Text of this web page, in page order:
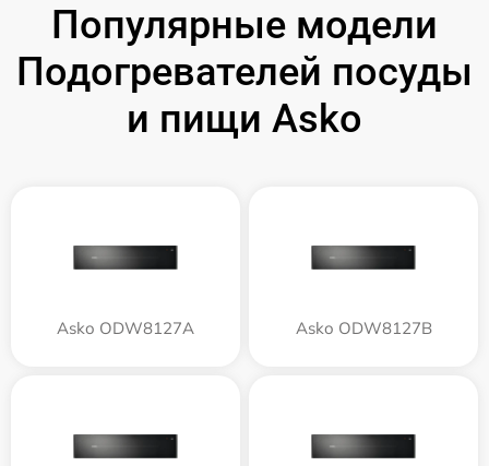
Популярные модели
Подогревателей посуды
и пищи Asko
Asko ODW8127A Asko ODW8127B